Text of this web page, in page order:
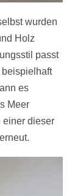
wurden
Holz
passt
beispielhaft
es
Meer
einer dieser